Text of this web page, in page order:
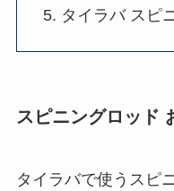
す。また、リールと
パフォーマンスが向